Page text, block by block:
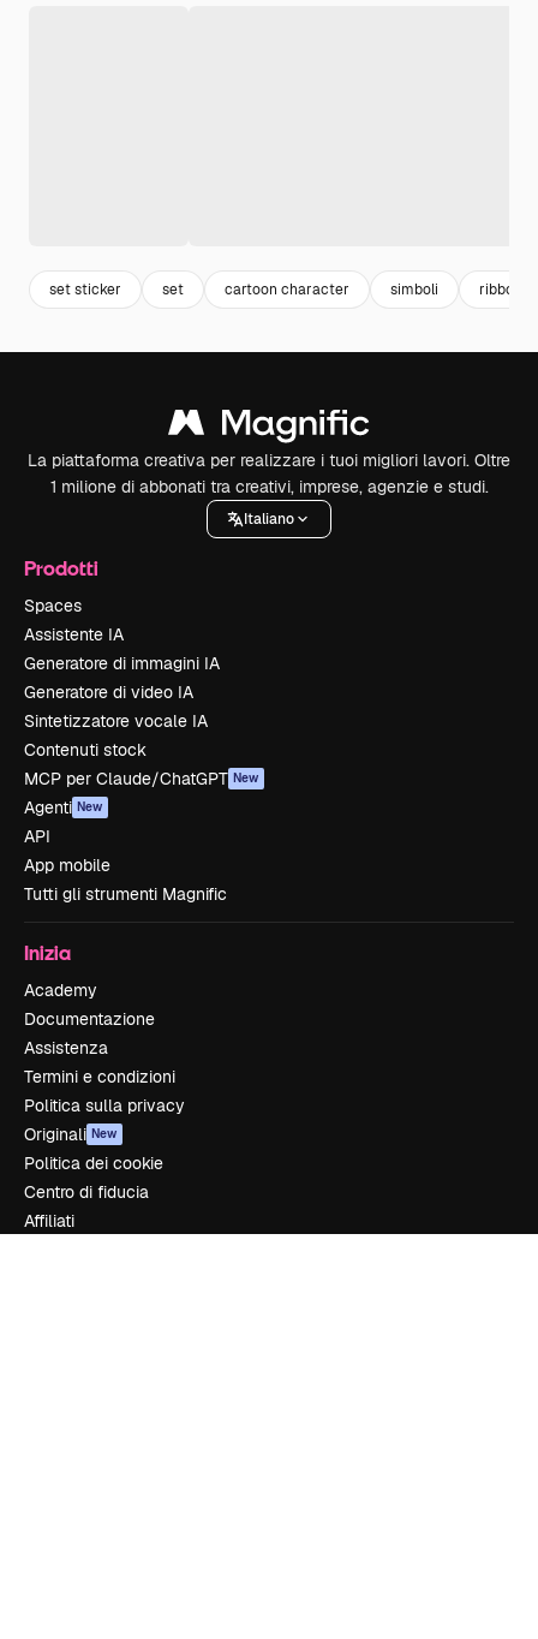
set sticker set cartoon character simboli ribbon
La piattaforma creativa per realizzare i tuoi migliori lavori. Oltre
1 milione di abbonati tra creativi, imprese, agenzie e studi.
Italiano
Prodotti
Spaces
Assistente IA
Generatore di immagini IA
Generatore di video IA
Sintetizzatore vocale IA
Contenuti stock
MCP per Claude/ChatGPT New
Agenti New
API
App mobile
Tutti gli strumenti Magnific
Inizia
Academy
Documentazione
Assistenza
Termini e condizioni
Politica sulla privacy
Originali New
Politica dei cookie
Centro di fiducia
Affiliati